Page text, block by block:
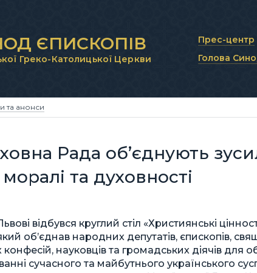
ЄПИСКОПІВ
Греко-Католицької Церкви
Прес-центр
Новини та
Голова
та анонси
Рада об’єднують
моралі та духовності
відбувся круглий стіл «Християнські
об’єднав народних депутатів, єпископів,
конфесій, науковців та громадських діячів для
сучасного та майбутнього українського